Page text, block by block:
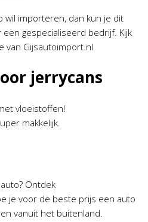
wil importeren, dan kun je dit
gespecialiseerd bedrijf. Kijk
van Gijsautoimport.nl
jerrycans
vloeistoffen!
makkelijk.
Ontdek
je voor de beste prijs een auto
vanuit het buitenland.